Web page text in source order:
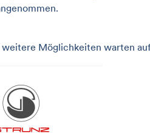
Möglichkeiten warten